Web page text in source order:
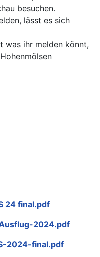
besuchen.
lässt es sich
was ihr melden könnt,
24 final.pdf
2024.pdf
2024-final.pdf